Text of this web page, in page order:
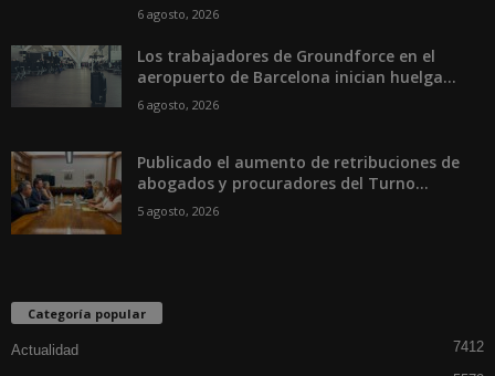
6 agosto, 2026
Los trabajadores de Groundforce en el
aeropuerto de Barcelona inician huelga...
6 agosto, 2026
Publicado el aumento de retribuciones de
abogados y procuradores del Turno...
5 agosto, 2026
Categoría popular
Actualidad 7412